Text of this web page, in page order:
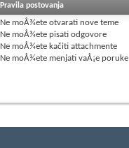
Pravila postovanja
Ne moÅ¾ete otvarati nove teme
Ne moÅ¾ete pisati odgovore
Ne moÅ¾ete kačiti attachmente
Ne moÅ¾ete menjati vaÅ¡e poruke